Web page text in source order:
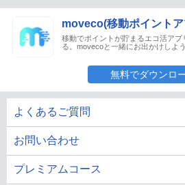
moveco(移動ポイント
移動でポイントが貯まるエコ活アプ
る。movecoと一緒にお出かけしよう
無料でダウンロ
よくあるご質問
お問い合わせ
プレミアムコース